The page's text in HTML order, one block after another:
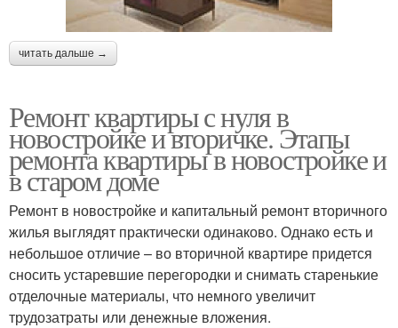
читать дальше →
Ремонт квартиры с нуля в
новостройке и вторичке. Этапы
ремонта квартиры в новостройке и
в старом доме
Ремонт в новостройке и капитальный ремонт вторичного
жилья выглядят практически одинаково. Однако есть и
небольшое отличие – во вторичной квартире придется
сносить устаревшие перегородки и снимать старенькие
отделочные материалы, что немного увеличит
трудозатраты или денежные вложения.